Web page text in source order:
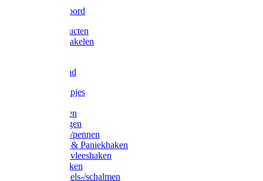
Elastisch koord
Afdekproducten
Heffen en takelen
Waslijndraad
Simplexknipjes
Sleutelringen
Gelaste ringen
Borgveren-/pennen
Musketons & Paniekhaken
S-haken & vleeshaken
Karabijnhaken
Noodschakels-/schalmen